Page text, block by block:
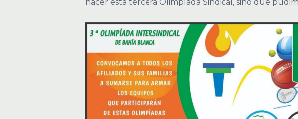
hacer esta tercera Olimpíada Sindical, sino que